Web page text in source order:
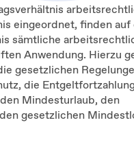
eingeordnet, finden auf
sämtliche
Anwendung. Hierzu
gesetzlichen
die
Mindesturlaub, den
gesetzlichen